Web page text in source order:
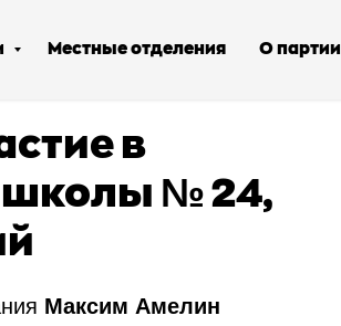
Местные отделения О партии
в
школы № 24,
Максим Амелин